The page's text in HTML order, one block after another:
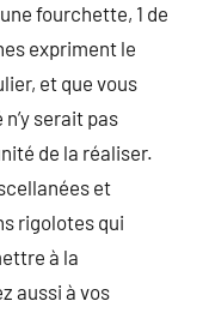
fourchette, 1 de
expriment le
et que vous
serait pas
de la réaliser.
et
rigolotes qui
à la
aussi à vos